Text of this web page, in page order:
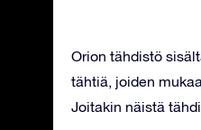
Orion tähdistö
tähtiä, joiden
Joitakin näistä